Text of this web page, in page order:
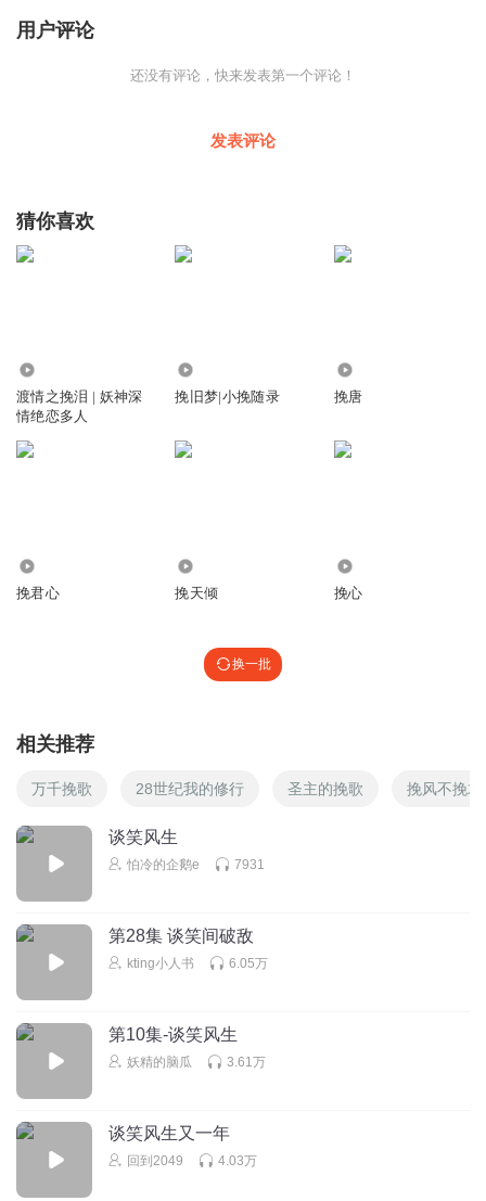
用户评论
还没有评论，快来发表第一个评论！
发表评论
猜你喜欢
渡情之挽泪 | 妖神深
情绝恋多人
挽旧梦|小挽随录 挽唐
挽君心 挽天倾 挽心
换一批
相关推荐
万千挽歌 28世纪我的修行 圣主的挽歌 挽风不挽君
谈笑风生
怕冷的企鹅e 7931
第28集 谈笑间破敌
kting小人书 6.05万
第10集-谈笑风生
妖精的脑瓜 3.61万
谈笑风生又一年
回到2049 4.03万